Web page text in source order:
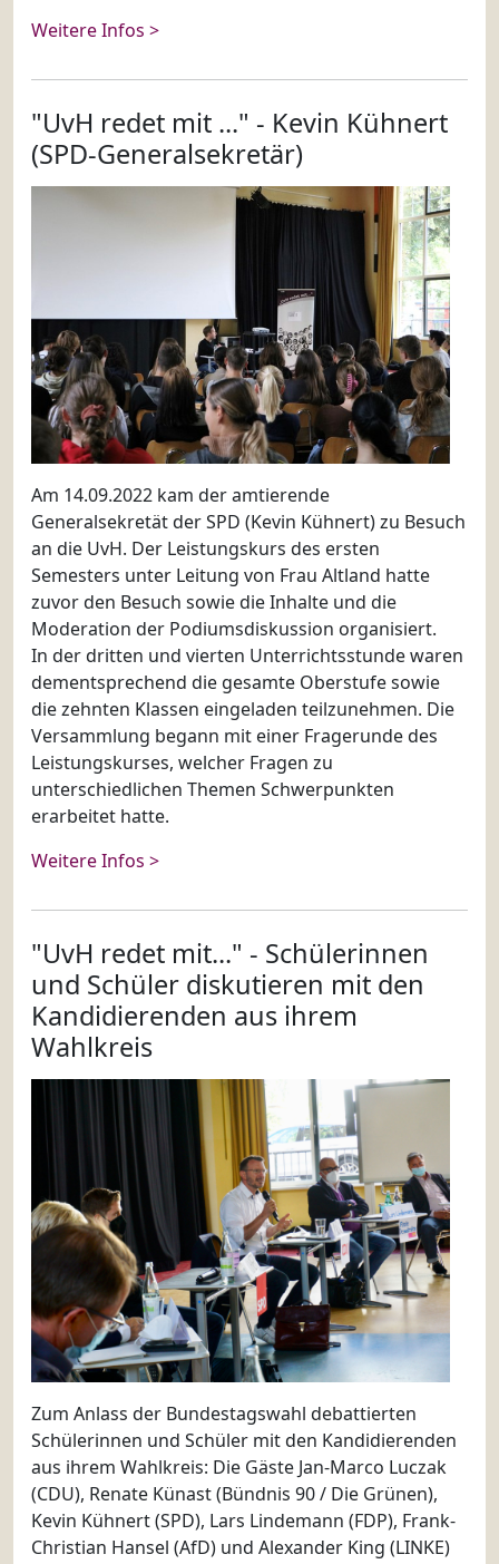
Weitere Infos >
"UvH redet mit ..." - Kevin Kühnert
(SPD-Generalsekretär)
Am 14.09.2022 kam der amtierende
Generalsekretät der SPD (Kevin Kühnert) zu Besuch
an die UvH. Der Leistungskurs des ersten
Semesters unter Leitung von Frau Altland hatte
zuvor den Besuch sowie die Inhalte und die
Moderation der Podiumsdiskussion organisiert.
In der dritten und vierten Unterrichtsstunde waren
dementsprechend die gesamte Oberstufe sowie
die zehnten Klassen eingeladen teilzunehmen. Die
Versammlung begann mit einer Fragerunde des
Leistungskurses, welcher Fragen zu
unterschiedlichen Themen Schwerpunkten
erarbeitet hatte.
Weitere Infos >
"UvH redet mit..." - Schülerinnen
und Schüler diskutieren mit den
Kandidierenden aus ihrem
Wahlkreis
Zum Anlass der Bundestagswahl debattierten
Schülerinnen und Schüler mit den Kandidierenden
aus ihrem Wahlkreis: Die Gäste Jan-Marco Luczak
(CDU), Renate Künast (Bündnis 90 / Die Grünen),
Kevin Kühnert (SPD), Lars Lindemann (FDP), Frank-
Christian Hansel (AfD) und Alexander King (LINKE)